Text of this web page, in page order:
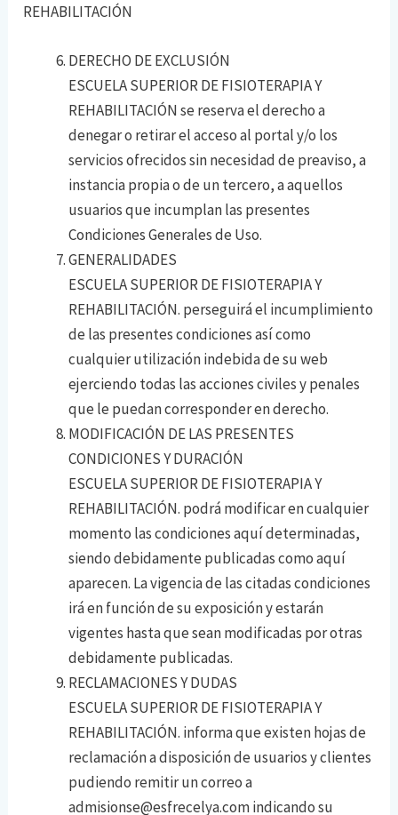
REHABILITACIÓN
DERECHO DE EXCLUSIÓN
ESCUELA SUPERIOR DE FISIOTERAPIA Y
REHABILITACIÓN se reserva el derecho a
denegar o retirar el acceso al portal y/o los
servicios ofrecidos sin necesidad de preaviso, a
instancia propia o de un tercero, a aquellos
usuarios que incumplan las presentes
Condiciones Generales de Uso.
GENERALIDADES
ESCUELA SUPERIOR DE FISIOTERAPIA Y
REHABILITACIÓN. perseguirá el incumplimiento
de las presentes condiciones así como
cualquier utilización indebida de su web
ejerciendo todas las acciones civiles y penales
que le puedan corresponder en derecho.
MODIFICACIÓN DE LAS PRESENTES
CONDICIONES Y DURACIÓN
ESCUELA SUPERIOR DE FISIOTERAPIA Y
REHABILITACIÓN. podrá modificar en cualquier
momento las condiciones aquí determinadas,
siendo debidamente publicadas como aquí
aparecen. La vigencia de las citadas condiciones
irá en función de su exposición y estarán
vigentes hasta que sean modificadas por otras
debidamente publicadas.
RECLAMACIONES Y DUDAS
ESCUELA SUPERIOR DE FISIOTERAPIA Y
REHABILITACIÓN. informa que existen hojas de
reclamación a disposición de usuarios y clientes
pudiendo remitir un correo a
admisionse@esfrecelya.com indicando su